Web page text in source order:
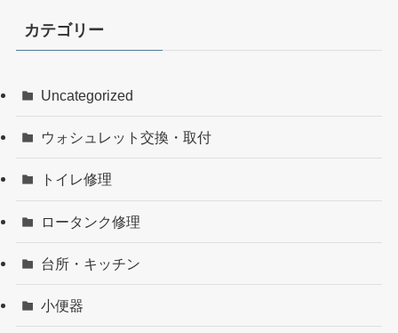
カテゴリー
Uncategorized
ウォシュレット交換・取付
トイレ修理
ロータンク修理
台所・キッチン
小便器